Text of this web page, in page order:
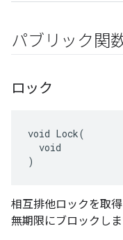
パブリック関
ロック
void Lock(
  void
)
相互排他ロックを取
無期限にブロックしま